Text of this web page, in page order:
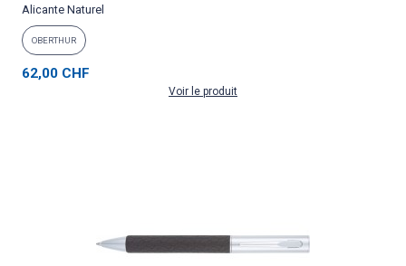
Alicante Naturel
OBERTHUR
62,00 CHF
Voir le produit